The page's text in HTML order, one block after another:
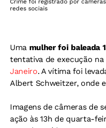
redes sociais
Uma mulher foi baleada
tentativa de execução na
Janeiro. A vítima foi
Albert Schweitzer, onde
Imagens de câmeras de
ação às 13h de quarta-